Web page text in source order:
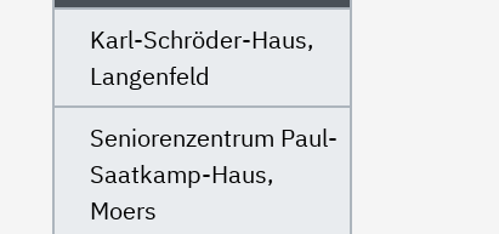
Karl-Schröder-Haus,
Langenfeld
Seniorenzentrum Paul-
Saatkamp-Haus,
Moers